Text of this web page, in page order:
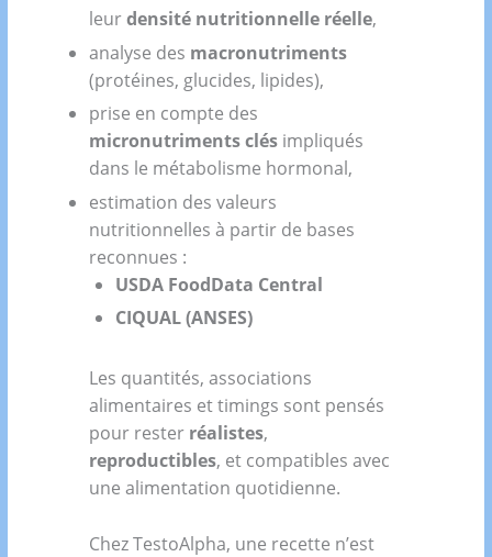
leurdensité nutritionnelle réelle,
analyse des macronutriments
(protéines, glucides, lipides),
prise en compte des
micronutriments clés impliqués
dans le métabolisme hormonal,
estimation des valeurs
nutritionnelles à partir de bases
reconnues :
USDA FoodData Central
CIQUAL (ANSES)
Les quantités, associations
alimentaires et timings sont pensés
pour rester réalistes,
reproductibles, et compatibles avec
une alimentation quotidienne.
Chez TestoAlpha, une recette n’est